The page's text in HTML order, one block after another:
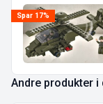
Spar 17%
Andre produkter i